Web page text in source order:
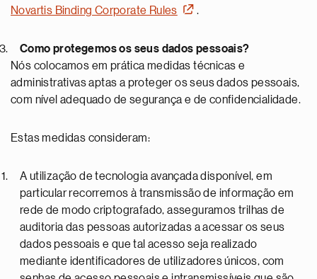
Novartis Binding Corporate Rules
.
Como protegemos os seus dados pessoais?
Nós colocamos em prática medidas técnicas e
administrativas aptas a proteger os seus dados pessoais,
com nível adequado de segurança e de confidencialidade.
Estas medidas consideram:
A utilização de tecnologia avançada disponível, em
particular recorremos à transmissão de informação em
rede de modo criptografado, asseguramos trilhas de
auditoria das pessoas autorizadas a acessar os seus
dados pessoais e que tal acesso seja realizado
mediante identificadores de utilizadores únicos, com